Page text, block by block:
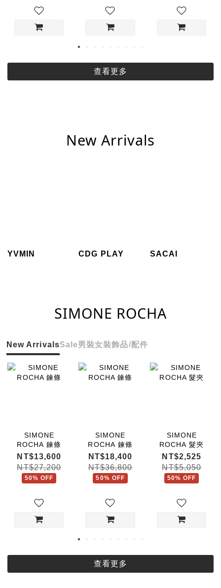
查看更多
New Arrivals
YVMIN CDG PLAY SACAI
SIMONE ROCHA
New ArrivalsSale男裝女裝飾品/配件
SIMONE
ROCHA 鍊條
NT$13,600
NT$27,200
50% OFF
SIMONE
ROCHA 鍊條
NT$18,400
NT$36,800
50% OFF
SIMONE
ROCHA 髮夾
NT$2,525
NT$5,050
50% OFF
查看更多